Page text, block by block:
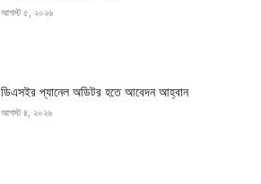
আগস্ট ৫, ২০২৬
ডিএসইর প্যানেল অডিটর হতে আবেদন আহ্বান
আগস্ট ৪, ২০২৬